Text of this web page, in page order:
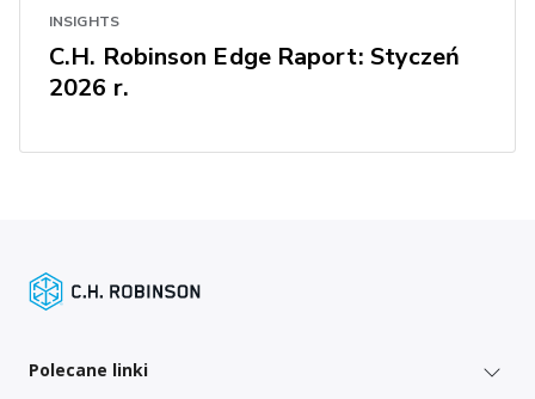
INSIGHTS
C.H. Robinson Edge Raport: Styczeń
2026 r.
Polecane linki